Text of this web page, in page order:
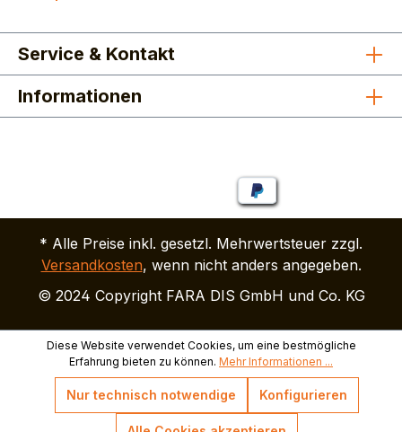
Service & Kontakt
Informationen
* Alle Preise inkl. gesetzl. Mehrwertsteuer zzgl.
Versandkosten, wenn nicht anders angegeben.
© 2024 Copyright FARA DIS GmbH und Co. KG
Diese Website verwendet Cookies, um eine bestmögliche
Erfahrung bieten zu können. Mehr Informationen ...
Nur technisch notwendige Konfigurieren